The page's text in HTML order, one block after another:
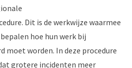
Dit is de werkwijze waarmee
hoe hun werk bij
moet worden. In deze procedure
grotere incidenten meer